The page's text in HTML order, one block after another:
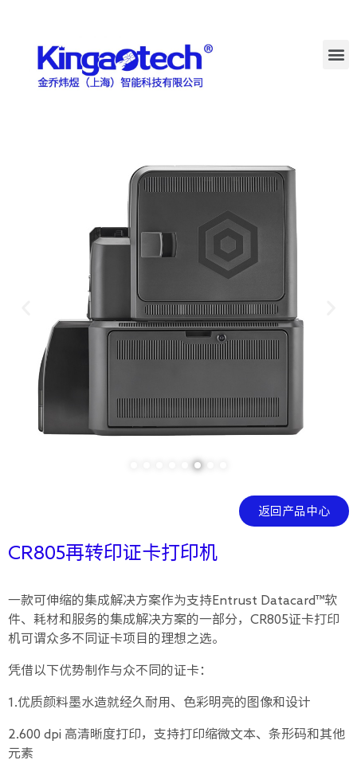
返回产品中心
CR805再转印证卡打印机
一款可伸缩的集成解决方案作为支持Entrust Datacard™软
件、耗材和服务的集成解决方案的一部分，CR805证卡打印
机可谓众多不同证卡项目的理想之选。
凭借以下优势制作与众不同的证卡：
1.优质颜料墨水造就经久耐用、色彩明亮的图像和设计
2.600 dpi 高清晰度打印，支持打印缩微文本、条形码和其他
元素